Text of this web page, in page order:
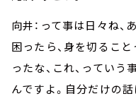
向井：って事は日々ね、
困ったら、身を切るこ
ったな、これ、ってい
んですよ。自分だけの話